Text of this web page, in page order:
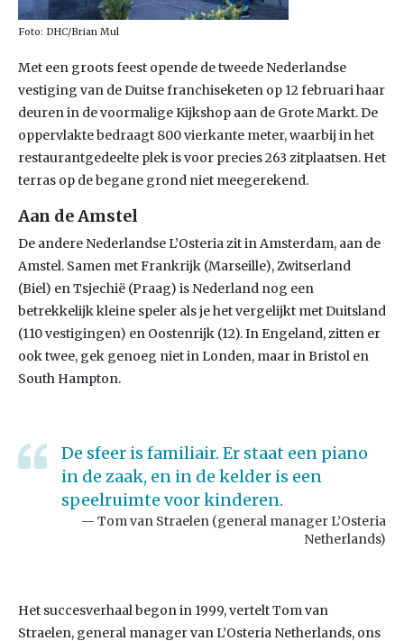
Foto: DHC/Brian Mul
Met een groots feest opende de tweede Nederlandse
vestiging van de Duitse franchiseketen op 12 februari haar
deuren in de voormalige Kijkshop aan de Grote Markt. De
oppervlakte bedraagt 800 vierkante meter, waarbij in het
restaurantgedeelte plek is voor precies 263 zitplaatsen. Het
terras op de begane grond niet meegerekend.
Aan de Amstel
De andere Nederlandse L’Osteria zit in Amsterdam, aan de
Amstel. Samen met Frankrijk (Marseille), Zwitserland
(Biel) en Tsjechië (Praag) is Nederland nog een
betrekkelijk kleine speler als je het vergelijkt met Duitsland
(110 vestigingen) en Oostenrijk (12). In Engeland, zitten er
ook twee, gek genoeg niet in Londen, maar in Bristol en
South Hampton.
De sfeer is familiair. Er staat een piano
in de zaak, en in de kelder is een
speelruimte voor kinderen.
Tom van Straelen (general manager L’Osteria
Netherlands)
Het succesverhaal begon in 1999, vertelt Tom van
Straelen, general manager van L’Osteria Netherlands, ons